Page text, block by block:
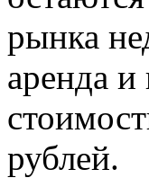
рынка
аренда и
рублей.